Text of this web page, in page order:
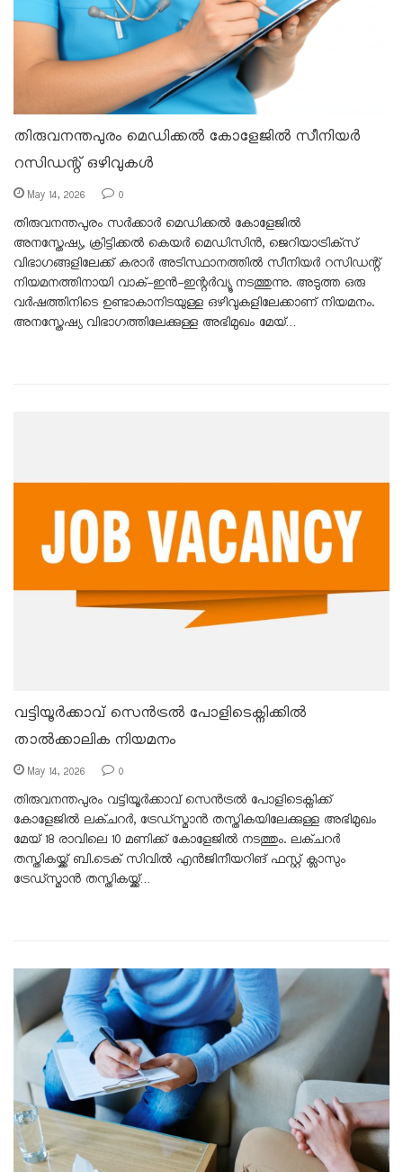
തിരുവനന്തപുരം മെഡിക്കൽ കോളേജിൽ സീനിയർ
റസിഡന്റ് ഒഴിവുകൾ
May 14, 2026 0
തിരുവനന്തപുരം സർക്കാർ മെഡിക്കൽ കോളേജിൽ
അനസ്തേഷ്യ, ക്രിട്ടിക്കൽ കെയർ മെഡിസിൻ, ജെറിയാട്രിക്‌സ്
വിഭാഗങ്ങളിലേക്ക് കരാർ അടിസ്ഥാനത്തിൽ സീനിയർ റസിഡന്റ്
നിയമനത്തിനായി വാക്-ഇൻ-ഇന്റർവ്യൂ നടത്തുന്നു. അടുത്ത ഒരു
വർഷത്തിനിടെ ഉണ്ടാകാനിടയുള്ള ഒഴിവുകളിലേക്കാണ് നിയമനം.
അനസ്തേഷ്യ വിഭാഗത്തിലേക്കുള്ള അഭിമുഖം മേയ്…
വട്ടിയൂർക്കാവ് സെൻട്രൽ പോളിടെക്നിക്കിൽ
താൽക്കാലിക നിയമനം
May 14, 2026 0
തിരുവനന്തപുരം വട്ടിയൂർക്കാവ് സെൻട്രൽ പോളിടെക്നിക്ക്
കോളേജിൽ ലക്ചറർ, ട്രേഡ്സ്മാൻ തസ്തികയിലേക്കുള്ള അഭിമുഖം
മേയ് 18 രാവിലെ 10 മണിക്ക് കോളേജിൽ നടത്തും. ലക്ചറർ
തസ്തികയ്ക്ക് ബി.ടെക് സിവിൽ എൻജിനീയറിങ് ഫസ്റ്റ് ക്ലാസും
ട്രേഡ്സ്മാൻ തസ്തികയ്ക്ക്…